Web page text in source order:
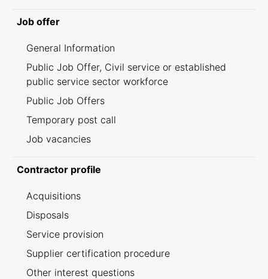
Job offer
General Information
Public Job Offer, Civil service or established
public service sector workforce
Public Job Offers
Temporary post call
Job vacancies
Contractor profile
Acquisitions
Disposals
Service provision
Supplier certification procedure
Other interest questions